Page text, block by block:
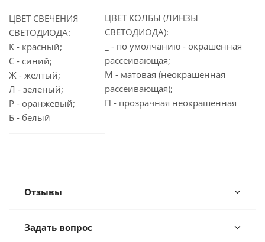
ЦВЕТ СВЕЧЕНИЯ
СВЕТОДИОДА:
К - красный;
С - синий;
Ж - желтый;
Л - зеленый;
Р - оранжевый;
Б - белый
ЦВЕТ КОЛБЫ (ЛИНЗЫ
СВЕТОДИОДА):
_ - по умолчанию - окрашенная
рассеивающая;
М - матовая (неокрашенная
рассеивающая);
П - прозрачная неокрашенная
Отзывы
Задать вопрос